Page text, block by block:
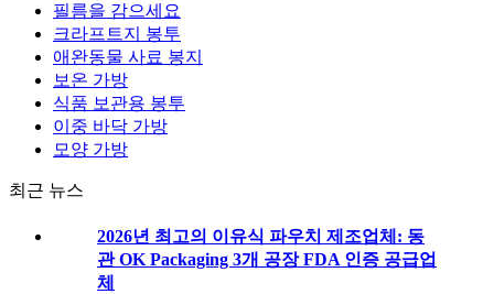
필름을 감으세요
크라프트지 봉투
애완동물 사료 봉지
보온 가방
식품 보관용 봉투
이중 바닥 가방
모양 가방
최근 뉴스
2026년 최고의 이유식 파우치 제조업체: 동
관 OK Packaging 3개 공장 FDA 인증 공급업
체